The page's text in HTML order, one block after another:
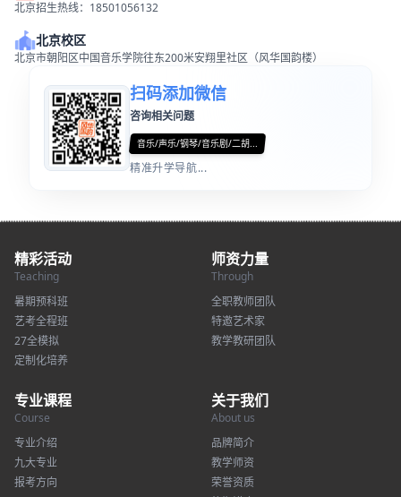
北京招生热线：18501056132
北京校区
北京市朝阳区中国音乐学院往东200米安翔里社区（风华国韵楼）
扫码添加微信
咨询相关问题
音乐/声乐/钢琴/音乐剧/二胡...
精准升学导航...
精彩活动
Teaching
暑期预科班
艺考全程班
27全模拟
定制化培养
师资力量
Through
全职教师团队
特邀艺术家
教学教研团队
专业课程
Course
专业介绍
九大专业
报考方向
关于我们
About us
品牌简介
教学师资
荣誉资质